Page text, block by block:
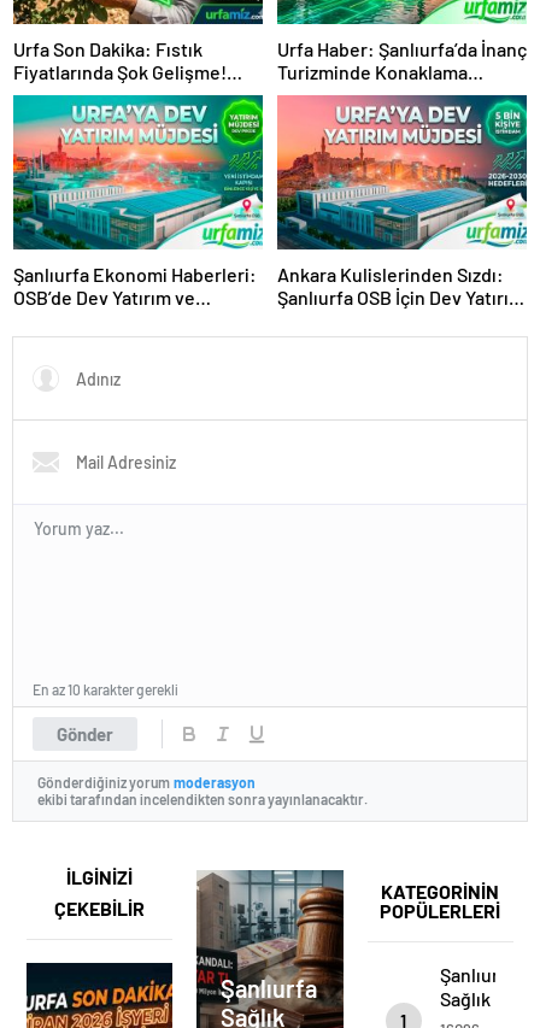
Urfa Son Dakika: Fıstık
Fiyatlarında Şok Gelişme!
Çiftçi Ayakta, Piyasalar Karıştı
Urfa Haber: Şanlıurfa’da İnanç
Turizminde Konaklama
Rekoru Kırıldı!
Şanlıurfa Ekonomi Haberleri:
OSB’de Dev Yatırım ve
Ankara Kulislerinden Sızdı:
Şanlıurfa OSB İçin Dev Yatırım
İstihdam!
Gönder
En az 10 karakter gerekli
Gönderdiğiniz yorum moderasyon
ekibi tarafından incelendikten sonra yayınlanacaktır.
KATEGORİNİN
POPÜLERLERİ
1
Şanlıurfa
Sağlık
İhalesinde
İLGİNİZİ
ÇEKEBİLİR
Şanlıurfa
Sağlık